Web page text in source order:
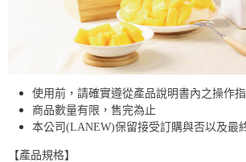
使用前，請確實遵從產品說明書內之操作
商品數量有限，售完為止
本公司(LANEW)保留接受訂購與否以及最
【產品規格】